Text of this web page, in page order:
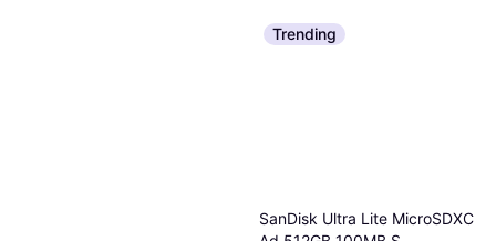
Trending
SanDisk Ultra Lite MicroSDXC